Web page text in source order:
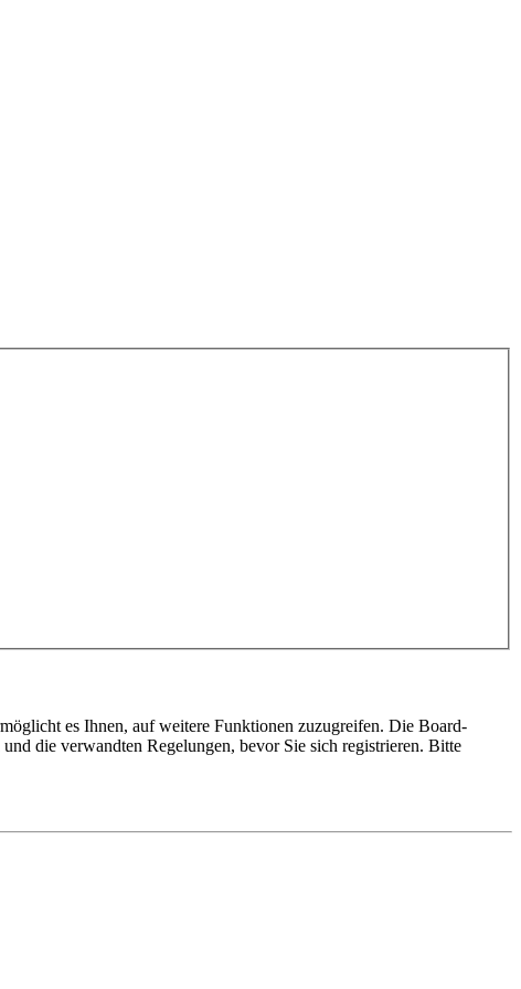
es Ihnen, auf weitere Funktionen zuzugreifen. Die Board-
die verwandten Regelungen, bevor Sie sich registrieren. Bitte